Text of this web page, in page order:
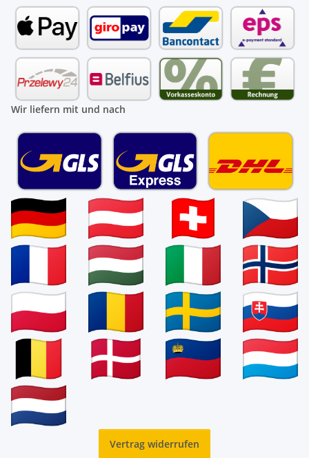
Wir liefern mit und nach
Vertrag widerrufen